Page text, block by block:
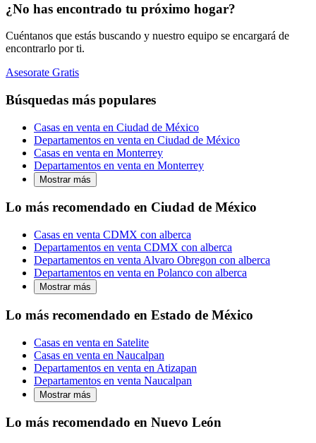
¿No has encontrado tu próximo hogar?
Cuéntanos que estás buscando y nuestro equipo se encargará de
encontrarlo por ti.
Asesorate Gratis
Búsquedas más populares
Casas en venta en Ciudad de México
Departamentos en venta en Ciudad de México
Casas en venta en Monterrey
Departamentos en venta en Monterrey
Mostrar más
Lo más recomendado en Ciudad de México
Casas en venta CDMX con alberca
Departamentos en venta CDMX con alberca
Departamentos en venta Alvaro Obregon con alberca
Departamentos en venta en Polanco con alberca
Mostrar más
Lo más recomendado en Estado de México
Casas en venta en Satelite
Casas en venta en Naucalpan
Departamentos en venta en Atizapan
Departamentos en venta Naucalpan
Mostrar más
Lo más recomendado en Nuevo León